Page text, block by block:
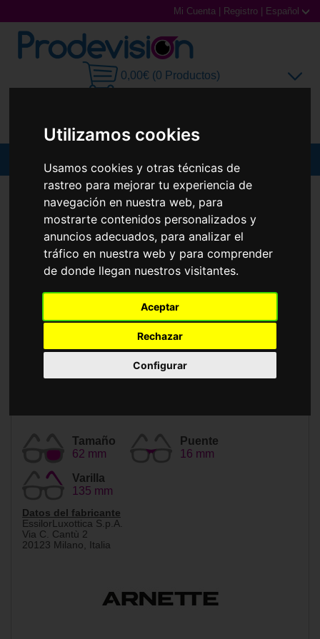
Utilizamos cookies
Usamos cookies y otras técnicas de
rastreo para mejorar tu experiencia de
navegación en nuestra web, para
mostrarte contenidos personalizados y
anuncios adecuados, para analizar el
tráfico en nuestra web y para comprender
de donde llegan nuestros visitantes.
Aceptar
Rechazar
Configurar
Mi Cuenta Registro Español
0,00€ (0 Productos)
Gafas de Sol
Gafas Graduadas
Gafas Deportivas
Lentillas
Accesorios
ARNETTE AN4202 FASTBALL
Nuevo
Tamaño
62 mm
Puente
16 mm
Varilla
135 mm
Datos del fabricante
EssilorLuxottica S.p.A.
Via C. Cantù 2
20123 Milano, Italia